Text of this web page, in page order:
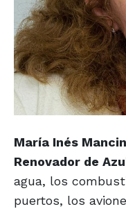
María Inés
Renovador de
agua, los
puertos, los